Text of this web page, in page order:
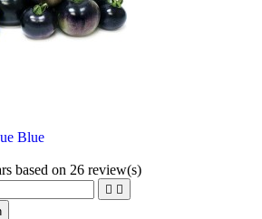
Blue
based on 26 review(s)
 